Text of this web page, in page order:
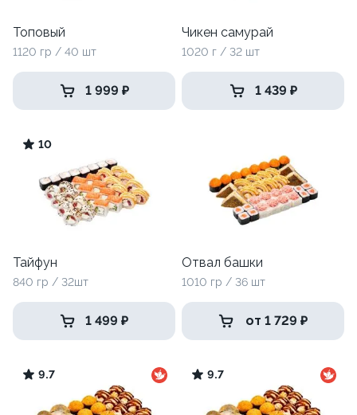
Топовый
1120 гр / 40 шт
1 999 ₽
Чикен самурай
1020 г / 32 шт
1 439 ₽
10
Тайфун
840 гр / 32шт
1 499 ₽
Отвал башки
1010 гр / 36 шт
от 1 729 ₽
9.7 9.7